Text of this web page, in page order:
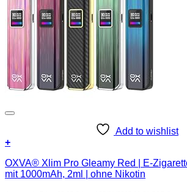
Add to wishlist
+
OXVA® Xlim Pro Gleamy Red | E-
mit 1000mAh, 2ml | ohne Nikotin